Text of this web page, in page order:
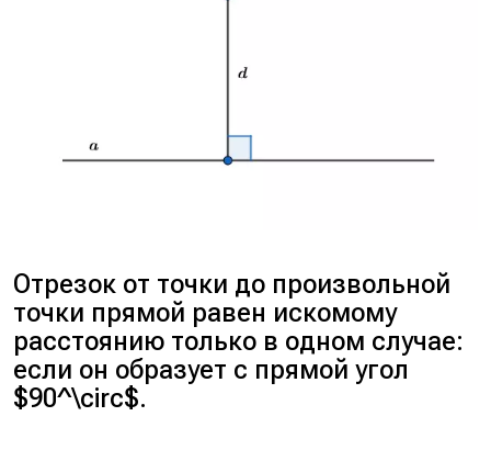
Отрезок от точки до произвольной
точки прямой равен искомому
расстоянию только в одном случае:
если он образует с прямой угол
$90^\circ$.